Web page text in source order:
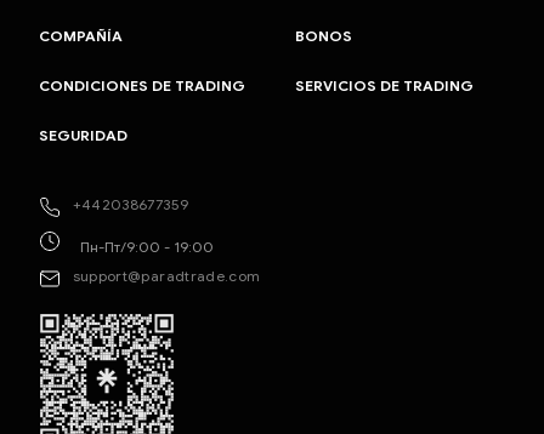
+442038677359
Пн-Пт/9:00 - 19:00
support@paradtrade.com
COMPAÑÍA BONOS
CONDICIONES DE TRADING SERVICIOS DE TRADING
SEGURIDAD